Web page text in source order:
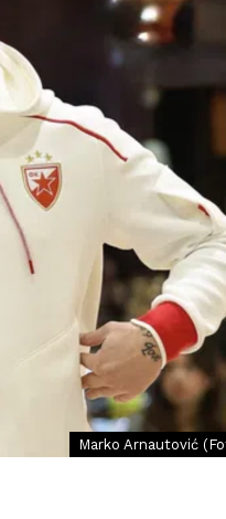
Marko Arnautović